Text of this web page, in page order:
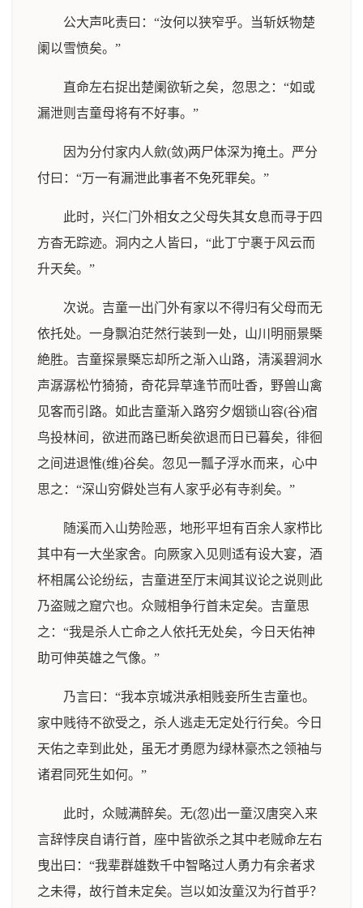
公大声叱责曰：“汝何以狭窄乎。当斩妖物楚
阑以雪愤矣。”
直命左右捉出楚阑欲斩之矣，忽思之：“如或
漏泄则吉童母将有不好事。”
因为分付家内人歛(敛)两尸体深为掩土。严分
付曰：“万一有漏泄此事者不免死罪矣。”
此时，兴仁门外相女之父母失其女息而寻于四
方杳无踪迹。洞内之人皆曰，“此丁宁裹于风云而
升天矣。”
次说。吉童一出门外有家以不得归有父母而无
依托处。一身飘泊茫然行装到一处，山川明丽景槩
絶胜。吉童探景槩忘却所之渐入山路，淸溪碧涧水
声潺潺松竹猗猗，奇花异草逢节而吐香，野兽山禽
见客而引路。如此吉童渐入路穷夕烟锁山容(谷)宿
鸟投林间，欲进而路已断矣欲退而日已暮矣，徘徊
之间进退惟(维)谷矣。忽见一瓢子浮水而来，心中
思之：“深山穷僻处岂有人家乎必有寺刹矣。”
随溪而入山势险恶，地形平坦有百余人家栉比
其中有一大坐家舍。向厥家入见则适有设大宴，酒
杯相属公论纷纭，吉童进至厅末闻其议论之说则此
乃盗贼之窟穴也。众贼相争行首未定矣。吉童思
之：“我是杀人亡命之人依托无处矣，今日天佑神
助可伸英雄之气像。”
乃言曰：“我本京城洪承相贱妾所生吉童也。
家中贱待不欲受之，杀人逃走无定处行行矣。今日
天佑之幸到此处，虽无才勇愿为绿林豪杰之领袖与
诸君同死生如何。”
此时，众贼满醉矣。无(忽)出一童汉唐突入来
言辞悖戾自请行首，座中皆欲杀之其中老贼命左右
曳出曰：“我辈群雄数千中智略过人勇力有余者求
之未得，故行首未定矣。岂以如汝童汉为行首乎？